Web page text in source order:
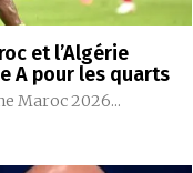
et l’Algérie
A pour les quarts
Maroc 2026...